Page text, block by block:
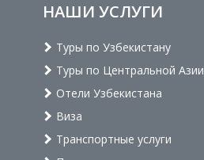
НАШИ УСЛУГИ
Туры по Узбекистану
Туры по Центральной Азии
Отели Узбекистана
Виза
Транспортные услуги